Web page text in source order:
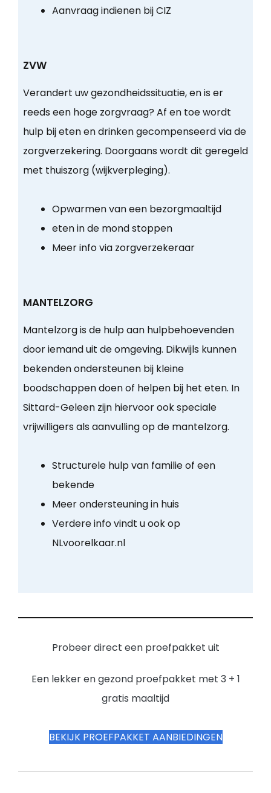
Aanvraag indienen bij CIZ
ZVW
Verandert uw gezondheidssituatie, en is er
reeds een hoge zorgvraag? Af en toe wordt
hulp bij eten en drinken gecompenseerd via de
zorgverzekering. Doorgaans wordt dit geregeld
met thuiszorg (wijkverpleging).
Opwarmen van een bezorgmaaltijd
eten in de mond stoppen
Meer info via zorgverzekeraar
MANTELZORG
Mantelzorg is de hulp aan hulpbehoevenden
door iemand uit de omgeving. Dikwijls kunnen
bekenden ondersteunen bij kleine
boodschappen doen of helpen bij het eten. In
Sittard-Geleen zijn hiervoor ook speciale
vrijwilligers als aanvulling op de mantelzorg.
Structurele hulp van familie of een
bekende
Meer ondersteuning in huis
Verdere info vindt u ook op
NLvoorelkaar.nl
Probeer direct een proefpakket uit
Een lekker en gezond proefpakket met 3 + 1
gratis maaltijd
BEKIJK PROEFPAKKET AANBIEDINGEN